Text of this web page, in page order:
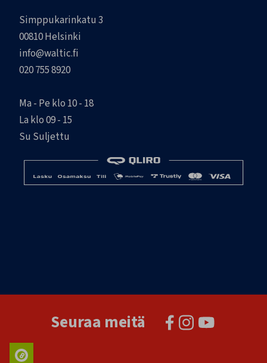
Simppukarinkatu 3
00810 Helsinki
info@waltic.fi
020 755 8920
Ma - Pe klo 10 - 18
La klo 09 - 15
Su Suljettu
Seuraa meitä